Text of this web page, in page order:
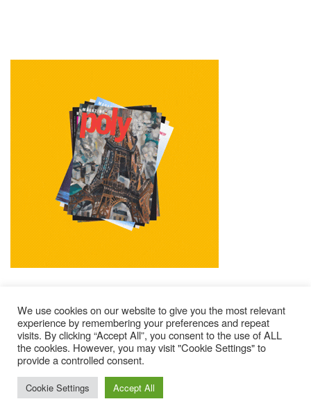
Mentions Légales Contacts
Où Trouver Poly ?
Lire Les Anciens N°
S’abonner À Poly
© 2025 – Magazine Poly – BKN
We use cookies on our website to give you the most relevant
experience by remembering your preferences and repeat
visits. By clicking “Accept All”, you consent to the use of ALL
the cookies. However, you may visit "Cookie Settings" to
provide a controlled consent.
Cookie Settings Accept All